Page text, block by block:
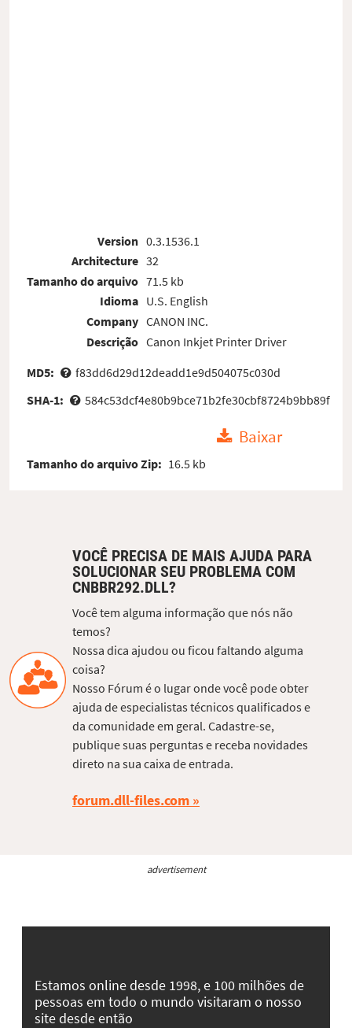
Version
Architecture
Tamanho do arquivo
Idioma
Company
Descrição
0.3.1536.1
32
71.5 kb
U.S. English
CANON INC.
Canon Inkjet Printer Driver
MD5:
f83dd6d29d12deadd1e9d504075c030d
SHA-1:
584c53dcf4e80b9bce71b2fe30cbf8724b9bb89f
Baixar
Tamanho do arquivo Zip: 16.5 kb
VOCÊ PRECISA DE MAIS AJUDA PARA
SOLUCIONAR SEU PROBLEMA COM
CNBBR292.DLL?
Você tem alguma informação que nós não
temos?
Nossa dica ajudou ou ficou faltando alguma
coisa?
Nosso Fórum é o lugar onde você pode obter
ajuda de especialistas técnicos qualificados e
da comunidade em geral. Cadastre-se,
publique suas perguntas e receba novidades
direto na sua caixa de entrada.
forum.dll-files.com
advertisement
Estamos online desde 1998, e 100 milhões de
pessoas em todo o mundo visitaram o nosso
site desde então